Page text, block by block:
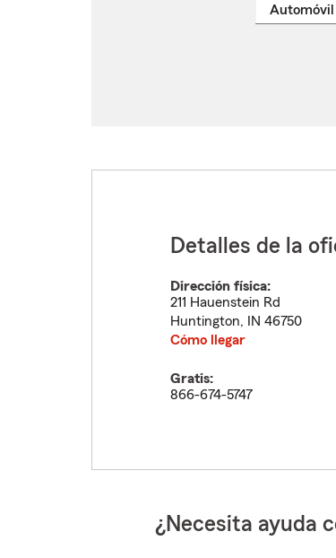
Detalles de la
Dirección física:
211 Hauenstein Rd
Huntington, IN 46750
Cómo llegar
Gratis:
866-674-5747
¿Necesita ayuda